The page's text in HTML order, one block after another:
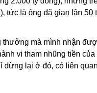
tức là ông đã gian lận 50
mà mình nhận
vi tham nhũng tiền
dừng lại ở đó, có liên